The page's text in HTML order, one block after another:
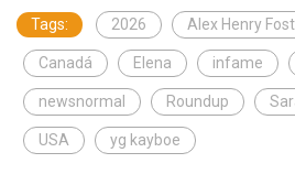
Tags: 2026 Alex Henry
Canadá Elena infame
newsnormal Roundup
USA yg kayboe